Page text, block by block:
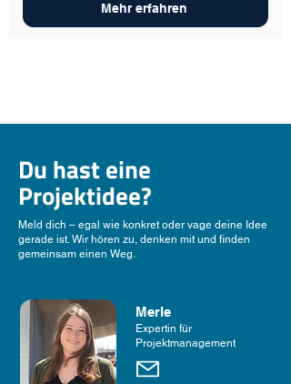
Mehr erfahren
Du hast eine
Projektidee?
Meld dich – egal wie konkret oder vage deine Idee
gerade ist. Wir hören zu, denken mit und finden
gemeinsam einen Weg.
Merle
Expertin für
Projektmanagement